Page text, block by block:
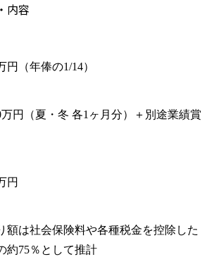
内容
円（年俸の1/14）
万円（夏・冬 各1ヶ月分）＋別途業績賞
円
額は社会保険料や各種税金を控除した
約75％として推計